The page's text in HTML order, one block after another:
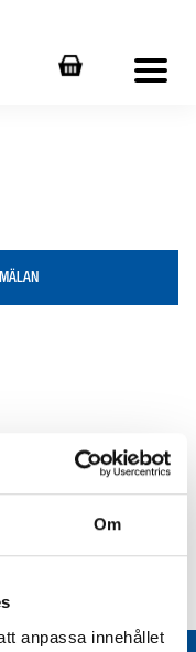
Om
anpassa innehållet